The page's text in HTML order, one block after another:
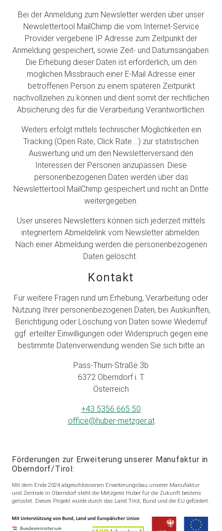
Bei der Anmeldung zum Newsletter werden über unser
Newslettertool MailChimp die vom Internet-Service
Provider vergebene IP Adresse zum Zeitpunkt der
Anmeldung gespeichert, sowie Zeit- und Datumsangaben.
Die Erhebung dieser Daten ist erforderlich, um den
möglichen Missbrauch einer E-Mail Adresse einer
betroffenen Person zu einem späteren Zeitpunkt
nachvollziehen zu können und dient somit der rechtlichen
Absicherung des für die Verarbeitung Verantwortlichen.
Weiters erfolgt mittels technischer Möglichkeiten ein
Tracking (Open Rate, Click Rate ...) zur statistischen
Auswertung und um den Newsletterversand den
Interessen der Personen anzupassen. Diese
personenbezogenen Daten werden über das
Newslettertool MailChimp gespeichert und nicht an Dritte
weitergegeben.
User unseres Newsletters können sich jederzeit mittels
integriertem Abmeldelink vom Newsletter abmelden.
Nach einer Abmeldung werden die personenbezogenen
Daten gelöscht.
Kontakt
Für weitere Fragen rund um Erhebung, Verarbeitung oder
Nutzung Ihrer personenbezogenen Daten, bei Auskünften,
Berichtigung oder Löschung von Daten sowie Wiederruf
ggf. erteilter Einwilligungen oder Widerspruch gegen eine
bestimmte Datenverwendung wenden Sie sich bitte an
Pass-Thurn-Straße 3b
6372 Oberndorf i. T.
Österreich
+43 5356 665 50
office@huber-metzger.at
Förderungen zur Erweiterung unserer Manufaktur in
Oberndorf/Tirol:
Mit dem Ende 2024 abgeschlossenen Erweiterungsbau unserer Manufaktur
und Zentrale in Oberndorf steht die Metzgerei Huber für die Zukunft bestens
gerüstet. Dieses Projekt wurde durch das Land Tirol, Bund und die EU gefördert.